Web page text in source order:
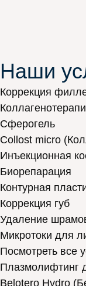
Наши
Коррекция
Сферогель
Collost micro
Инъекционная
Биорепарация
Контурная
Коррекция губ
Удаление
Микротоки для
Посмотреть все
Плазмолифтинг
Belotero Hydro